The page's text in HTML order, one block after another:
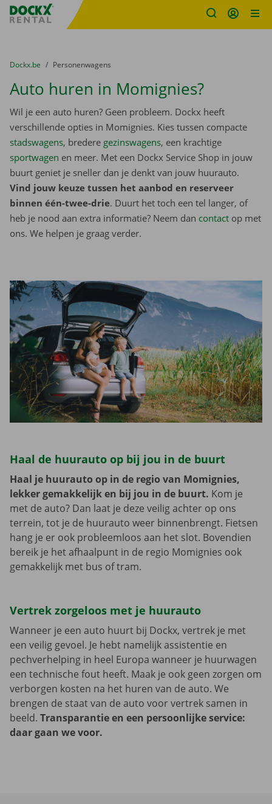
Fratello DEMO
U bevindt zich hier:
van
Dockx.be naar
Personenwagens
Auto huren in Momignies?
Wil je een auto huren? Geen probleem. Dockx heeft
verschillende opties in Momignies. Kies tussen compacte
stadswagens, bredere gezinswagens, een krachtige
sportwagen en meer. Met een Dockx Service Shop in jouw
buurt geniet je sneller dan je denkt van jouw huurauto.
Vind jouw keuze tussen het aanbod en reserveer
binnen één-twee-drie. Duurt het toch een tel langer, of
heb je nood aan extra informatie? Neem dan contact op met
ons. We helpen je graag verder.
Haal de huurauto op bij jou in de buurt
Haal je huurauto op in de regio van Momignies,
lekker gemakkelijk en bij jou in de buurt. Kom je
met de auto? Dan laat je deze veilig achter op ons
terrein, tot je de huurauto weer binnenbrengt. Fietsen
hang je er ook probleemloos aan het slot. Bovendien
bereik je het afhaalpunt in de regio Momignies ook
gemakkelijk met bus of tram.
Vertrek zorgeloos met je huurauto
Wanneer je een auto huurt bij Dockx, vertrek je met
een veilig gevoel. Je hebt namelijk assistentie en
pechverhelping in heel Europa wanneer je huurwagen
een technische fout heeft. Maak je ook geen zorgen om
verborgen kosten na het huren van de auto. We
brengen de staat van de auto voor vertrek samen in
beeld. Transparantie en een persoonlijke service:
daar gaan we voor.